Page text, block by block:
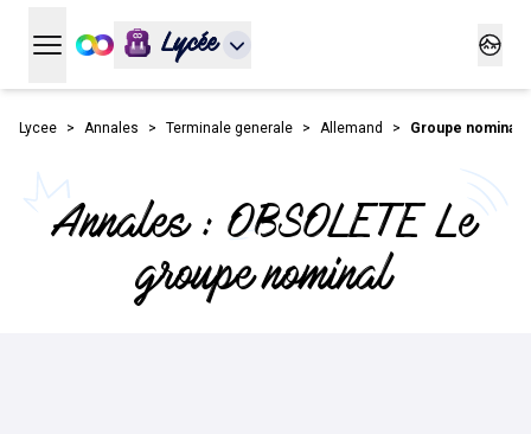
Ouvrir le menu principal
Lycée
Lycee Annales Terminale generale Allemand Groupe nominal
Annales : OBSOLETE Le
groupe nominal